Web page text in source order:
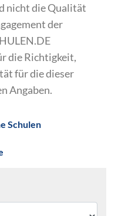
nicht die Qualität
der
die Richtigkeit,
für die dieser
Angaben.
Schulen